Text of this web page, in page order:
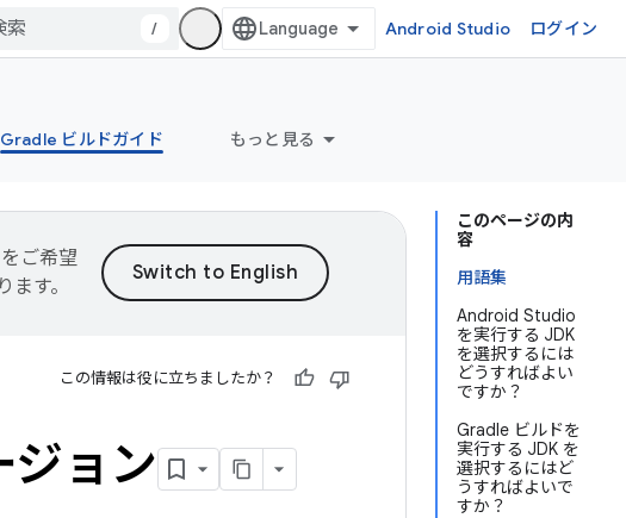
/ Android Studio ログイン
Gradle ビルドガイド もっと見る
このページの内
容
用語集
Android Studio
を実行する JDK
を選択するには
どうすればよい
ですか？
Gradle ビルドを
実行する JDK を
選択するにはど
うすればよいで
すか？
ご希望
す。
この情報は役に立ちましたか？
ョン